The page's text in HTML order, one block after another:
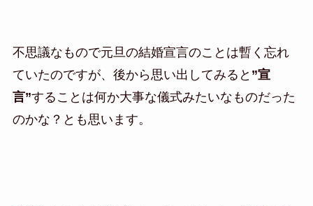
不思議なもので元旦の結婚宣言のことは暫く忘れ
ていたのですが、後から思い出してみると ”宣
言”することは何か大事な儀式みたいなものだった
のかな？とも思います。